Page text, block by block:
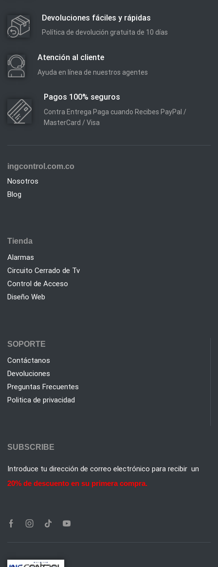
Devoluciones fáciles y rápidas
Política de devolución gratuita de 10 días
Atención al cliente
Ayuda en línea de nuestros agentes
Pagos 100% seguros
Contra Entrega Paga cuando Recibes PayPal /
MasterCard / Visa
ingcontrol.com.co
Nosotros
Blog
Tienda
Alarmas
Circuito Cerrado de Tv
Control de Acceso
Diseño Web
SOPORTE
Contáctanos
Devoluciones
Preguntas Frecuentes
Politica de privacidad
SUBSCRIBE
Introduce tu dirección de correo electrónico para recibir un
20% de descuento en su primera compra.